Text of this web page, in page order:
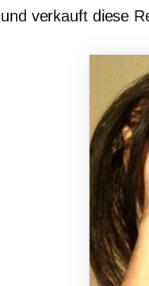
und verkauft diese